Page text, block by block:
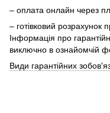
– оплата онлайн через
– готівковий розрахунок
Інформація про
виключно в ознайомчій
Види гарантійних